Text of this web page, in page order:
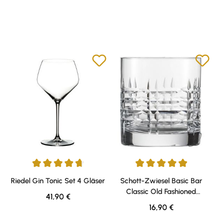
Durchschnittliche Bewertung von 4.86 von 5 Sternen
Riedel Gin Tonic Set 4 Gläser
Regulärer Preis:
41,90 €
Durchschnittliche Bewertung
Schott-Zwiesel Basic Bar
Classic Old Fashioned
Whisky/Rum Tumbler groß
Regulärer Preis:
16,90 €